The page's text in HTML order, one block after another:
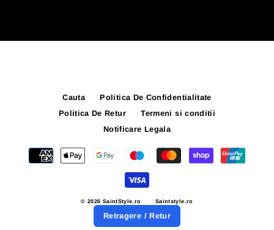
Cauta
Politica De Confidentialitate
Politica De Retur
Termeni si conditii
Notificare Legala
© 2026 SaintStyle.ro Saintstyle.ro
Retragere / Retur